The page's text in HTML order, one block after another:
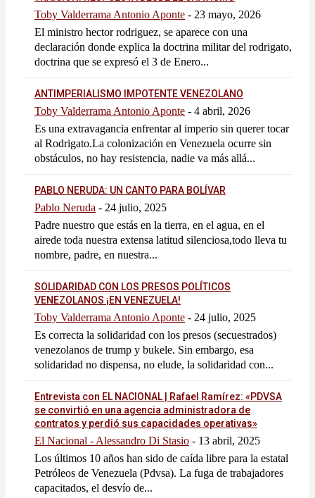
Toby Valderrama Antonio Aponte - 23 mayo, 2026
El ministro hector rodriguez, se aparece con una
declaración donde explica la doctrina militar del rodrigato,
doctrina que se expresó el 3 de Enero...
ANTIMPERIALISMO IMPOTENTE VENEZOLANO
Toby Valderrama Antonio Aponte - 4 abril, 2026
Es una extravagancia enfrentar al imperio sin querer tocar
al Rodrigato.La colonización en Venezuela ocurre sin
obstáculos, no hay resistencia, nadie va más allá...
PABLO NERUDA: UN CANTO PARA BOLÍVAR
Pablo Neruda - 24 julio, 2025
Padre nuestro que estás en la tierra, en el agua, en el
airede toda nuestra extensa latitud silenciosa,todo lleva tu
nombre, padre, en nuestra...
SOLIDARIDAD CON LOS PRESOS POLÍTICOS
VENEZOLANOS ¡EN VENEZUELA!
Toby Valderrama Antonio Aponte - 24 julio, 2025
Es correcta la solidaridad con los presos (secuestrados)
venezolanos de trump y bukele. Sin embargo, esa
solidaridad no dispensa, no elude, la solidaridad con...
Entrevista con EL NACIONAL | Rafael Ramírez: «PDVSA
se convirtió en una agencia administradora de
contratos y perdió sus capacidades operativas»
El Nacional - Alessandro Di Stasio - 13 abril, 2025
Los últimos 10 años han sido de caída libre para la estatal
Petróleos de Venezuela (Pdvsa). La fuga de trabajadores
capacitados, el desvío de...